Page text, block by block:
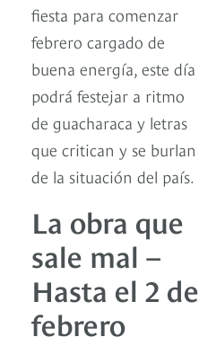
fiesta para comenzar
febrero cargado de
buena energía, este día
podrá festejar a ritmo
de guacharaca y letras
que critican y se burlan
de la situación del país.
La obra que
sale mal –
Hasta el 2 de
febrero